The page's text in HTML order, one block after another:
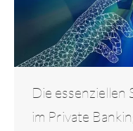
Die essenziellen
im Private